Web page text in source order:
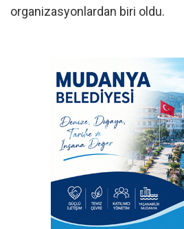
organizasyonlardan biri oldu.